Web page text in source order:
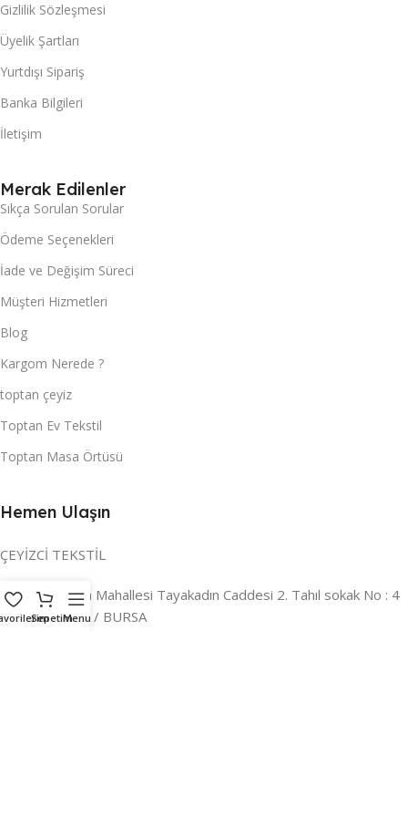
Gizlilik Sözleşmesi
Üyelik Şartları
Yurtdışı Sipariş
Banka Bilgileri
İletişim
Merak Edilenler
Sıkça Sorulan Sorular
Ödeme Seçenekleri
İade ve Değişim Süreci
Müşteri Hizmetleri
Blog
Kargom Nerede ?
toptan çeyiz
Toptan Ev Tekstil
Toptan Masa Örtüsü
Hemen Ulaşın
ÇEYİZCİ TEKSTİL
Adres:Reyhan Mahallesi Tayakadın Caddesi 2. Tahıl sokak No : 4
/ a Osmangazi / BURSA
SepetimMenu